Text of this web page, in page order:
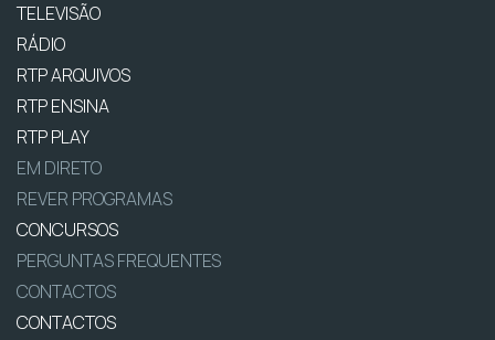
TELEVISÃO
RÁDIO
RTP ARQUIVOS
RTP ENSINA
RTP PLAY
EM DIRETO
REVER PROGRAMAS
CONCURSOS
PERGUNTAS FREQUENTES
CONTACTOS
CONTACTOS